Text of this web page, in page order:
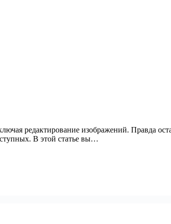
редактирование изображений. Правда
В этой статье вы…